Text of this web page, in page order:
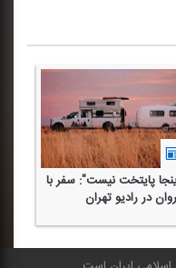
پایتخت نیست": سفر با
در رادیو تهران